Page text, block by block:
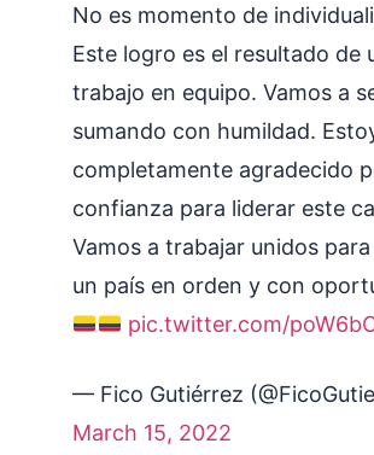
No es momento de
Este logro es el resultado de
trabajo en equipo. Vamos a
sumando con humildad.
completamente agradecido
confianza para liderar este
Vamos a trabajar unidos
un país en orden y con
pic.twitter.com/
— Fico Gutiérrez
March 15, 2022